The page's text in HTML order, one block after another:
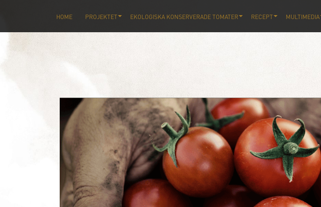
HOME PROJEKTET EKOLOGISKA KONSERVERADE TOMATER RECEPT MULTIMEDIA